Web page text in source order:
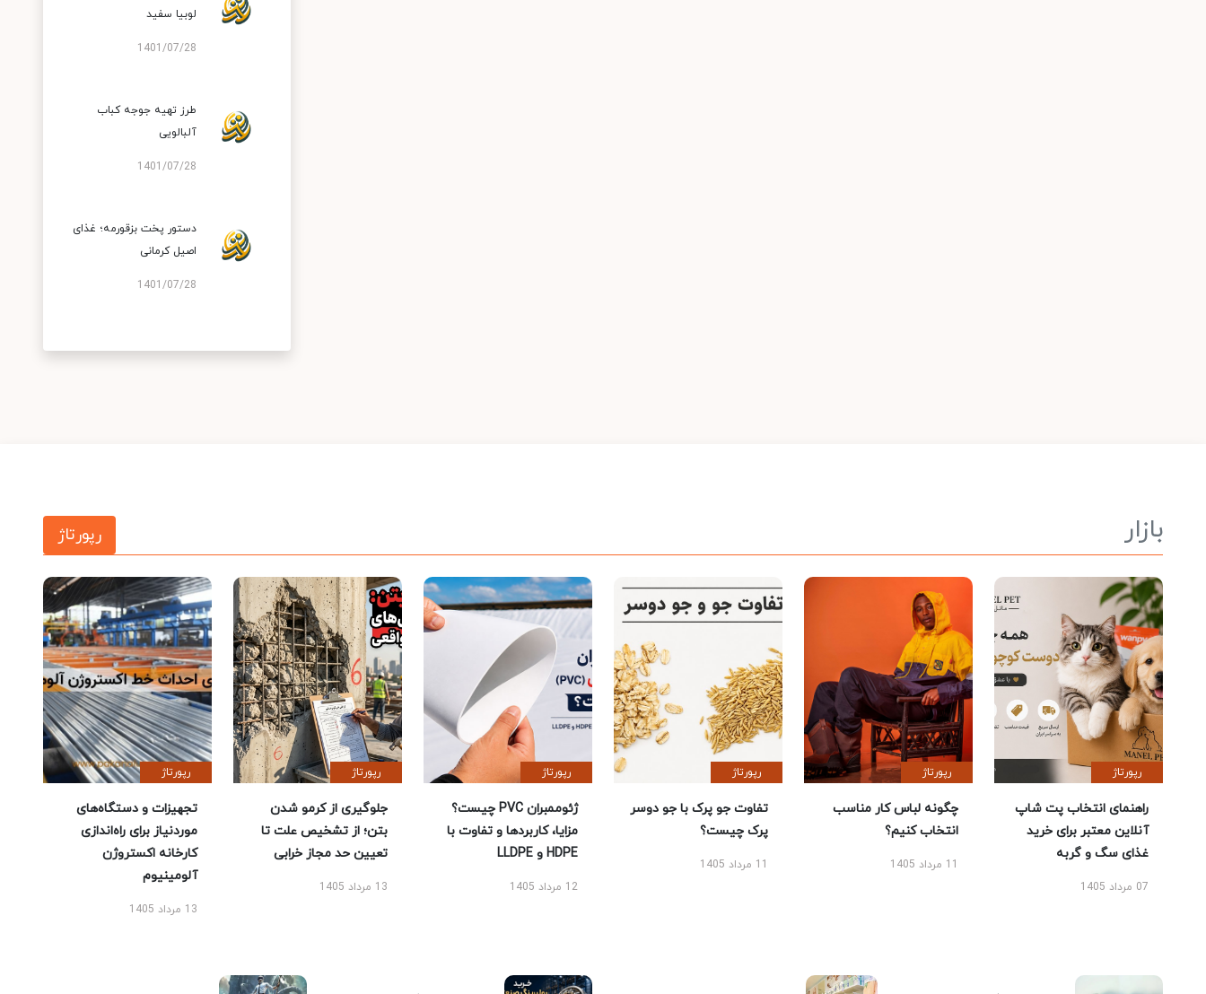
لوبیا سفید
1401/07/28
طرز تهیه جوجه کباب
آلبالویی
1401/07/28
دستور پخت بزقورمه؛ غذای
اصیل کرمانی
1401/07/28
بازار رپورتاژ
رپورتاژ
راهنمای انتخاب پت شاپ
آنلاین معتبر برای خرید
غذای سگ و گربه
07 مرداد 1405
رپورتاژ
چگونه لباس کار مناسب
انتخاب کنیم؟
11 مرداد 1405
رپورتاژ
تفاوت جو پرک با جو دوسر
پرک چیست؟
11 مرداد 1405
رپورتاژ
ژئوممبران PVC چیست؟
مزایا، کاربردها و تفاوت با
HDPE و LLDPE
12 مرداد 1405
رپورتاژ
جلوگیری از کرمو شدن
بتن؛ از تشخیص علت تا
تعیین حد مجاز خرابی
13 مرداد 1405
رپورتاژ
تجهیزات و دستگاه‌های
موردنیاز برای راه‌اندازی
کارخانه اکستروژن
آلومینیوم
13 مرداد 1405